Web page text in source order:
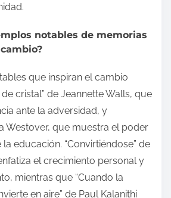
notables de memorias
que inspiran el cambio
cristal” de Jeannette Walls, que
ante la adversidad, y
Westover, que muestra el poder
educación. “Convirtiéndose” de
el crecimiento personal y
mientras que “Cuando la
en aire” de Paul Kalanithi